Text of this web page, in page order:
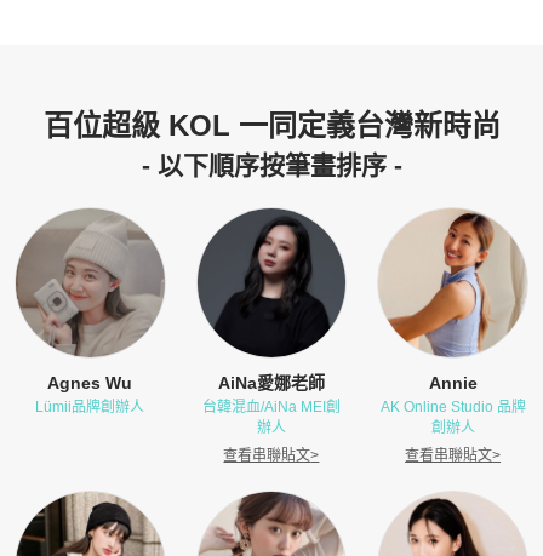
百位超級 KOL 一同定義台灣新時尚
- 以下順序按筆畫排序 -
Agnes Wu
Lümii品牌創辦人
AiNa愛娜老師
台韓混血/AiNa MEI創
辦人
查看串聯貼文>
Annie
AK Online Studio 品牌
創辦人
查看串聯貼文>